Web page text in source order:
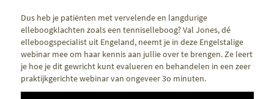
Dus heb je patiënten met vervelende en langdurige
elleboogklachten zoals een tenniselleboog? Val Jones, dé
elleboogspecialist uit Engeland, neemt je in deze Engelstalige
webinar mee om haar kennis aan jullie over te brengen. Ze leert
je hoe je dit gewricht kunt evalueren en behandelen in een zeer
praktijkgerichte webinar van ongeveer 3o minuten.